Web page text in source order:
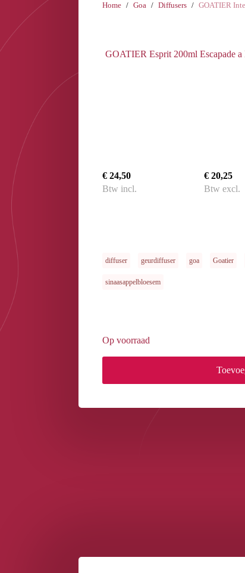
Home Goa Diffusers GOATIER
GOATIER Esprit 200ml Escapade a
€ 24,50
Btw incl.
€ 20,25
Btw excl.
diffuser geurdiffuser goa Goatier
sinaasappelbloesem
Op voorraad